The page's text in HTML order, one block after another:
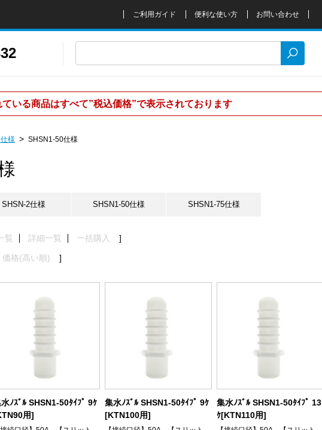
ご利用ガイド 便利な使い方 お問い合わせ
いる商品はすべて”税込価格”で表示されております
様 SHSN1-50仕様
SHSN-2仕様 SHSN1-50仕様 SHSN1-75仕様
覧 詳細一覧 一括購入
価格(高い順)
ﾉｽﾞﾙ SHSN1-50ﾀｲﾌﾟ 9ｹ
用]
集水ﾉｽﾞﾙ SHSN1-50ﾀｲﾌﾟ 9ｹ
[KTN100用]
集水ﾉｽﾞﾙ SHSN1-50ﾀｲﾌﾟ 13
ｹ[KTN110用]